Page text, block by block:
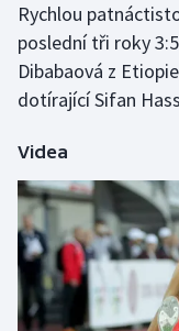
Olympijské hry
Parasport
Plavání
Plážový volejbal
Ragby
Rychlobruslení
Rychlou
poslední tři roky
Dibabaová z
dotírající Sifan
Videa